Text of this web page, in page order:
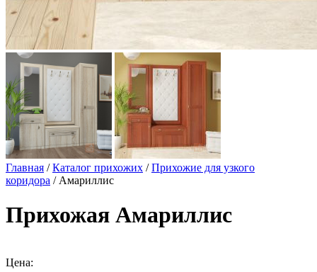
Главная /Каталог прихожих /Прихожие для узкого
коридора / Амариллис
Прихожая Амариллис
Цена: